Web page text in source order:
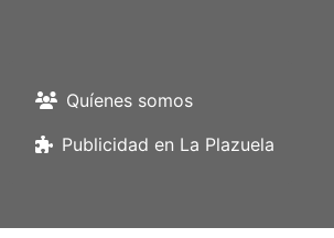
Quíenes somos
Publicidad en La Plazuela